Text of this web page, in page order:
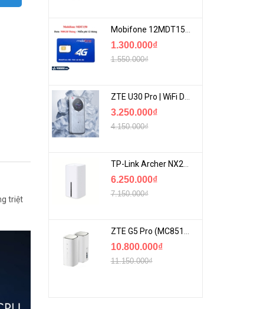
triệt
Mobifone 12MDT150 | Sim Chuyên 4G Mobifone Dung Lượng Cao 500GB/Tháng Gói 1 Năm
1.300.000₫
1.550.000₫
ZTE U30 Pro | WiFi Di Động 5G Tốc Độ Lên Đến 500Mbps, Màn Hình Cảm Ứng
3.250.000₫
4.150.000₫
TP-Link Archer NX200 | Bộ Phát WiFi Dùng Sim 5G Tốc Độ Cao Mới FullBox
6.250.000₫
7.150.000₫
ZTE G5 Pro (MC8512) | Router 5G WiFi7 Be7200 Hỗ Trợ Băng Tần 6Ghz Cực Mạnh
10.800.000₫
11.150.000₫